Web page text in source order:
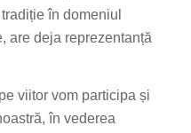
în domeniul
are deja reprezentanță
viitor vom participa și
în vederea